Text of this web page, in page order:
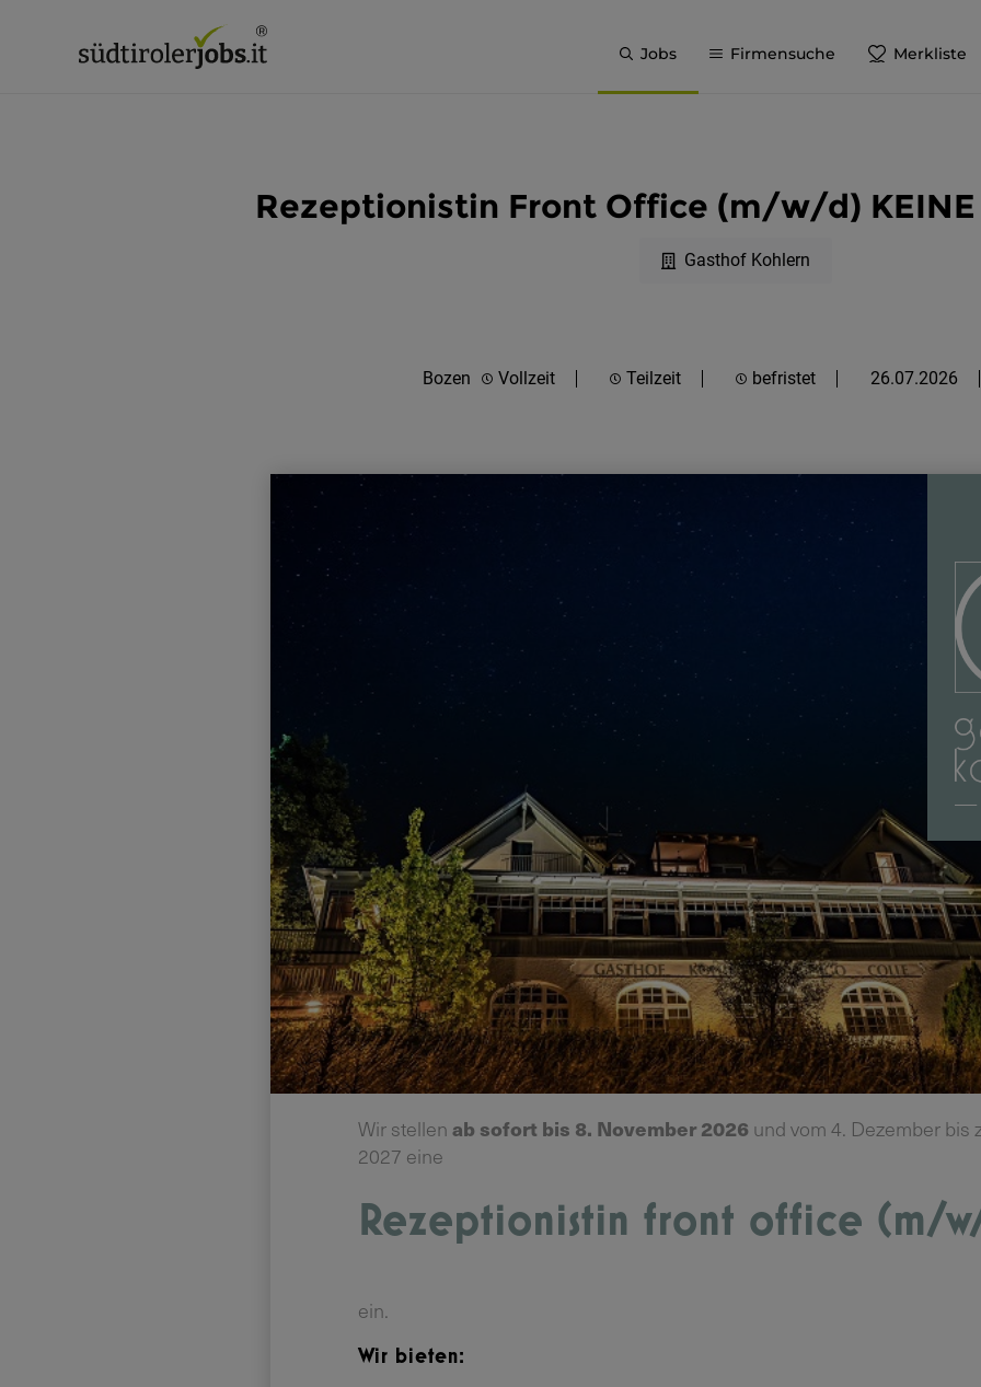
Jobs Firmensuche Merkliste
Rezeptionistin Front Office (m/w/d) KEINE
Gasthof Kohlern
Bozen Vollzeit Teilzeit befristet 26.07.2026